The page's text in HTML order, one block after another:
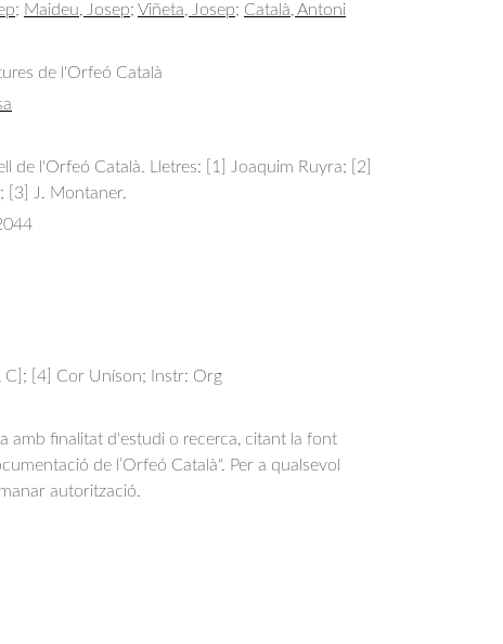
; Maideu, Josep; Viñeta, Josep; Català, Antoni
de l'Orfeó Català
de l'Orfeó Català. Lletres: [1] Joaquim Ruyra; [2]
[3] J. Montaner.
C]; [4] Cor Uníson; Instr: Org
amb finalitat d'estudi o recerca, citant la font
de l’Orfeó Català". Per a qualsevol
autorització.